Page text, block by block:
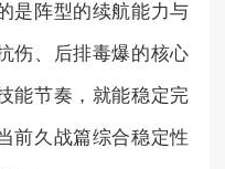
是阵型的续航能力与
伤、后排毒爆的核心
能节奏，就能稳定完
前久战篇综合稳定性